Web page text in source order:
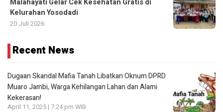
Kelurahan Yosodadi
20 Juli 2026
Recent News
Dugaan Skandal Mafia Tanah Libatkan Oknum DPRD
Muaro Jambi, Warga Kehilangan Lahan dan Alami
Kekerasan!
April 11, 2025 | 7:24 pm WIB